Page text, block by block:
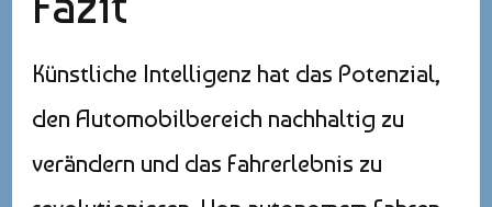
Künstliche Intelligenz hat das Potenzial,
den Automobilbereich nachhaltig zu
verändern und das Fahrerlebnis zu